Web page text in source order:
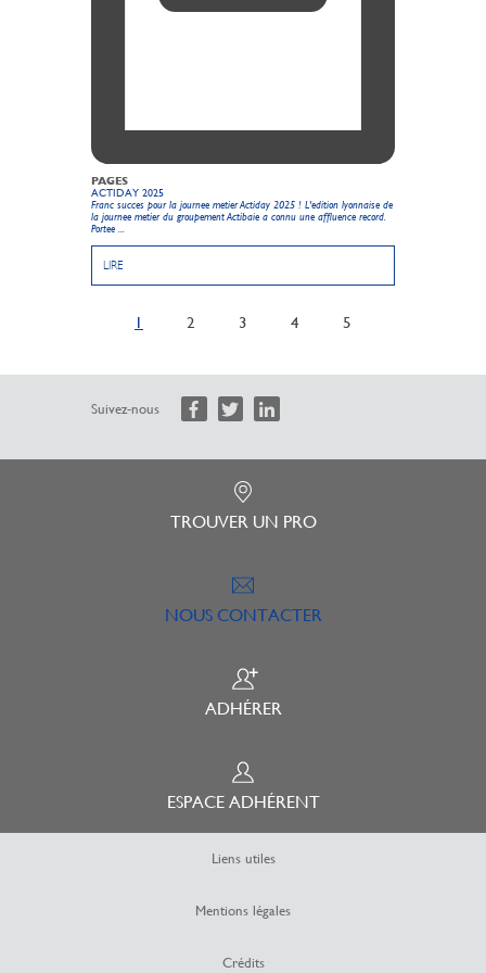
PAGES
ACTIDAY 2025
Franc succes pour la journee metier Actiday 2025 ! L'edition lyonnaise de
la journee metier du groupement Actibaie a connu une affluence record.
Portee ...
LIRE
1 2 3 4 5
Suivez-nous
TROUVER UN PRO
NOUS CONTACTER
ADHÉRER
ESPACE ADHÉRENT
Liens utiles
Mentions légales
Crédits